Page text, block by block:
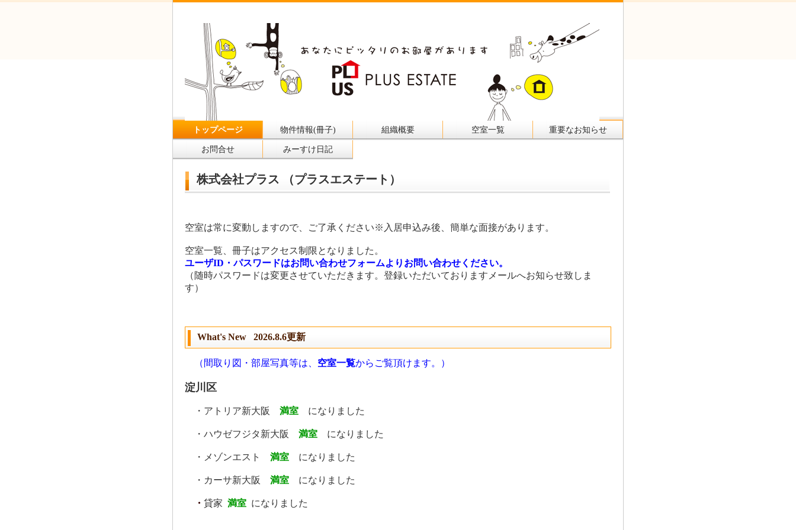
トップページ 物件情報(冊子) 組織概要 空室一覧 重要なお知らせ
お問合せ みーすけ日記
株式会社プラス （プラスエステート）
空室は常に変動しますので、ご了承ください※入居申込み後、簡単な面接があります。
空室一覧、冊子はアクセス制限となりました。
ユーザID・パスワードはお問い合わせフォームよりお問い合わせください。
（随時パスワードは変更させていただきます。登録いただいておりますメールへお知らせ致しま
す）
What's New 2026.8.6更新
（間取り図・部屋写真等は、 空室一覧からご覧頂けます。）
淀川区
・アトリア新大阪 満室 になりました
・ハウゼフジタ新大阪 満室 になりました
・メゾンエスト 満室 になりました
・カーサ新大阪 満室 になりました
・ 貸家 満室 になりました